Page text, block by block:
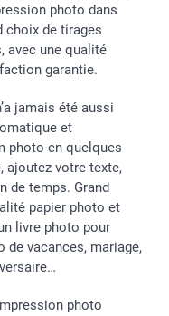
photo dans
choix de tirages
avec une qualité
garantie.
jamais été aussi
et
photo en quelques
ajoutez votre texte,
de temps. Grand
papier photo et
livre photo pour
vacances, mariage,
photo